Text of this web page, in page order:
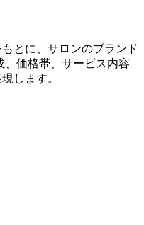
とに、サロンのブランド
、価格帯、サービス内容
します。